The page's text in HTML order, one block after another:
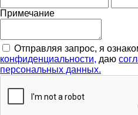
Примечание
Отправляя запрос, я
конфиденциальности, даю
персональных данных.